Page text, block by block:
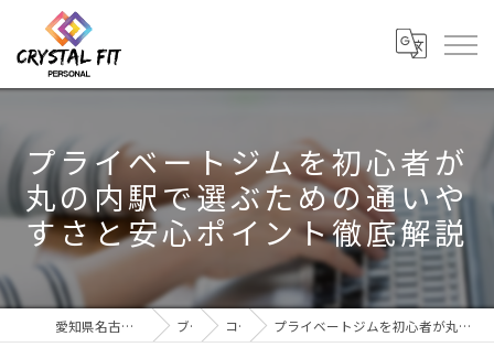
プライベートジムを初心者が
丸の内駅で選ぶための通いや
すさと安心ポイント徹底解説
愛知県名古屋市のジムならCRYSTAL Fit ブログ コラム プライベートジムを初心者が丸の内駅で選ぶための通いやすさと安心ポイント徹底解説